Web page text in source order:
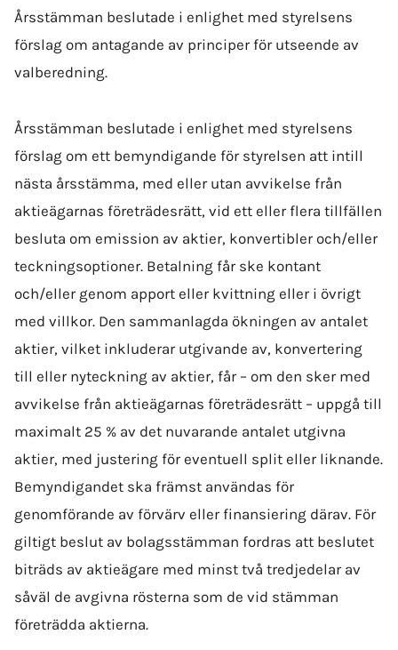
Årsstämman beslutade i enlighet med styrelsens
förslag om antagande av principer för utseende av
valberedning.
Årsstämman beslutade i enlighet med styrelsens
förslag om ett bemyndigande för styrelsen att intill
nästa årsstämma, med eller utan avvikelse från
aktieägarnas företrädesrätt, vid ett eller flera tillfällen
besluta om emission av aktier, konvertibler och/eller
teckningsoptioner. Betalning får ske kontant
och/eller genom apport eller kvittning eller i övrigt
med villkor. Den sammanlagda ökningen av antalet
aktier, vilket inkluderar utgivande av, konvertering
till eller nyteckning av aktier, får – om den sker med
avvikelse från aktieägarnas företrädesrätt – uppgå till
maximalt 25 % av det nuvarande antalet utgivna
aktier, med justering för eventuell split eller liknande.
Bemyndigandet ska främst användas för
genomförande av förvärv eller finansiering därav. För
giltigt beslut av bolags­stämman fordras att beslutet
biträds av aktieägare med minst två tredjedelar av
såväl de avgivna rösterna som de vid stämman
företrädda aktierna.